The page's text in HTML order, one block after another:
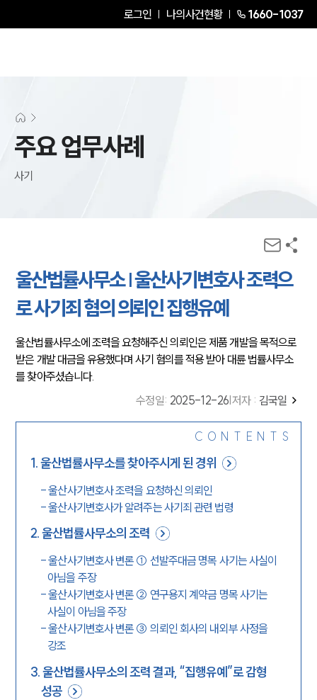
로그인 나의사건현황 1660-1037
주요 업무사례
사기
울산법률사무소 | 울산사기변호사 조력으
로 사기죄 혐의 의뢰인 집행유예
울산법률사무소에 조력을 요청해주신 의뢰인은 제품 개발을 목적으로
받은 개발 대금을 유용했다며 사기 혐의를 적용 받아 대륜 법률사무소
를 찾아주셨습니다.
수정일: 2025-12-26 저자 : 김국일
CONTENTS
1.울산법률사무소를 찾아주시게 된 경위
-울산사기변호사 조력을 요청하신 의뢰인
-울산사기변호사가 알려주는 사기죄 관련 법령
2.울산법률사무소의 조력
-울산사기변호사 변론 ① 선발주대금 명목 사기는 사실이
아님을 주장
-울산사기변호사 변론 ② 연구용지 계약금 명목 사기는
사실이 아님을 주장
-울산사기변호사 변론 ③ 의뢰인 회사의 내외부 사정을
강조
3.울산법률사무소의 조력 결과, “집행유예”로 감형
성공